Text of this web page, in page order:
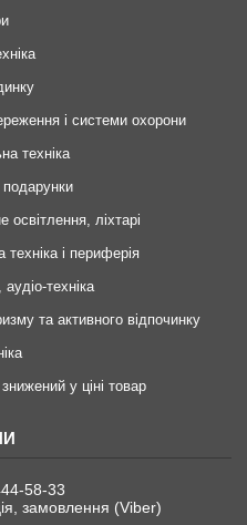
і системи охорони
техніка
подарунки
освітлення, ліхтарі
і периферія
техніка
та активного відпочинку
у ціні товар
58-33
замовлення (Viber)